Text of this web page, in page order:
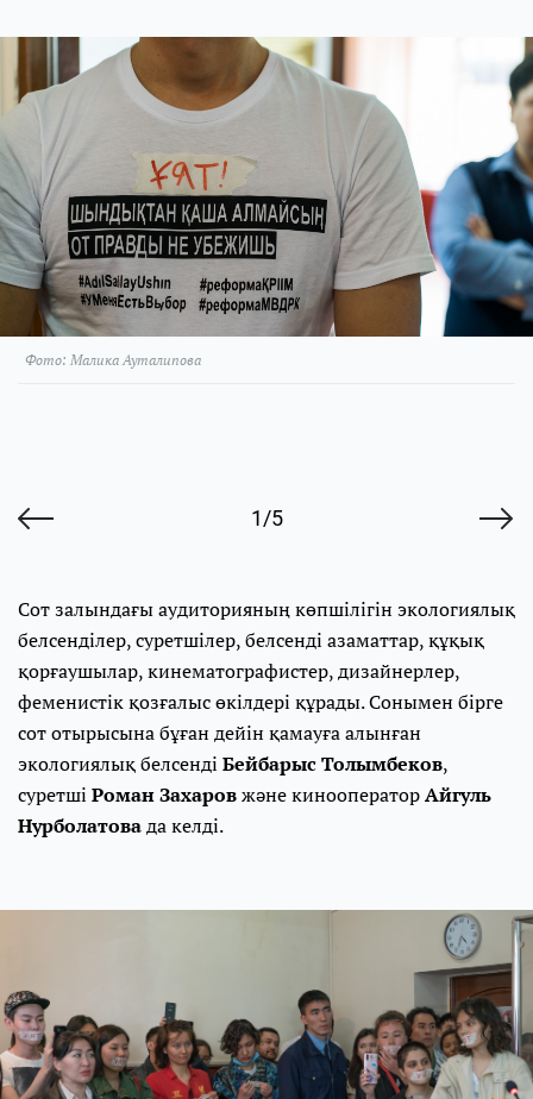
1/5
Фото: Малика Ауталипова
Сот залындағы аудиторияның көпшілігін экологиялық
белсенділер, суретшілер, белсенді азаматтар, құқық
қорғаушылар, кинематографистер, дизайнерлер,
феменистік қозғалыс өкілдері құрады. Сонымен бірге
сот отырысына бұған дейін қамауға алынған
экологиялық белсенді Бейбарыс Толымбеков,
суретші Роман Захаровжәне кинооператорАйгуль
Нурболатовада келді.